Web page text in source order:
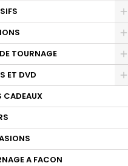
TOURNAGE
ET DVD
CADEAUX
A FACON